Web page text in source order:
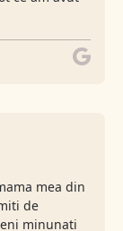
mea din
de
minunati